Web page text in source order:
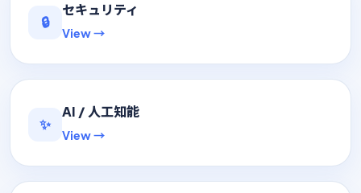
🔒
セキュリティ
View →
✨
AI / 人工知能
View →